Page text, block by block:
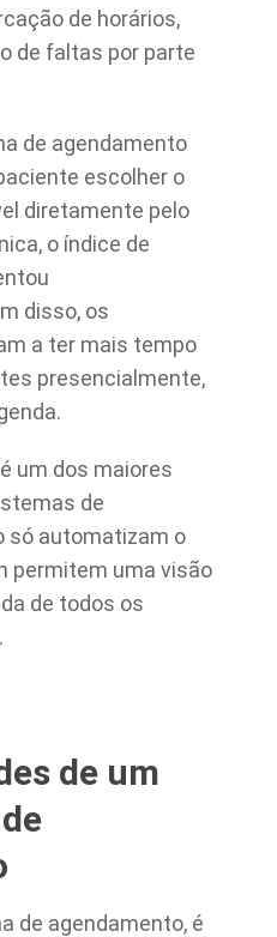
de horários,
de faltas por parte
de agendamento
escolher o
diretamente pelo
o índice de
disso, os
a ter mais tempo
presencialmente,
um dos maiores
de
só automatizam o
permitem uma visão
de todos os
de um
de agendamento, é